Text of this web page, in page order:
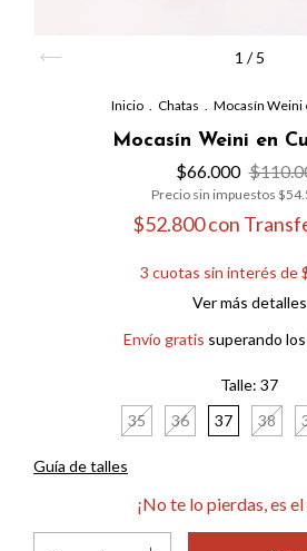
1 /5
Inicio Chatas Mocasín Weini
Mocasín Weini en
$66.000
Precio sin impuestos
$52.800con
3 cuotas sin interés de
Ver más detalles
Envío gratis superando los
Talle: 37
35
36 37 38
Guía de talles
¡No te lo pierdas, es